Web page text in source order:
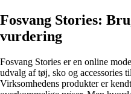
Fosvang Stories:
vurdering
Fosvang Stories er en online
udvalg af tøj, sko og accessories
Virksomhedens produkter er